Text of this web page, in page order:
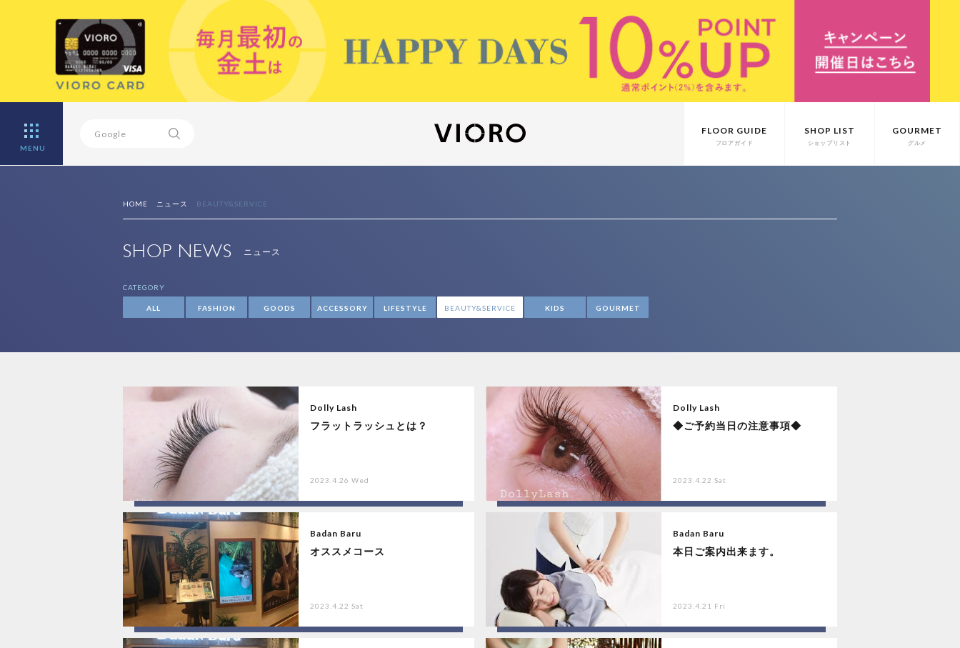
MENU
FLOOR GUIDE
フロアガイド
SHOP LIST
ショップリスト
GOURMET
グルメ
HOME ニュース BEAUTY&SERVICE
SHOP NEWS ニュース
CATEGORY
ALL FASHION GOODS ACCESSORY LIFESTYLE BEAUTY&SERVICE KIDS GOURMET
Dolly Lash
フラットラッシュとは？
2023.4.26 Wed
Dolly Lash
◆ご予約当日の注意事項◆
2023.4.22 Sat
Badan Baru
オススメコース
2023.4.22 Sat
Badan Baru
本日ご案内出来ます。
2023.4.21 Fri